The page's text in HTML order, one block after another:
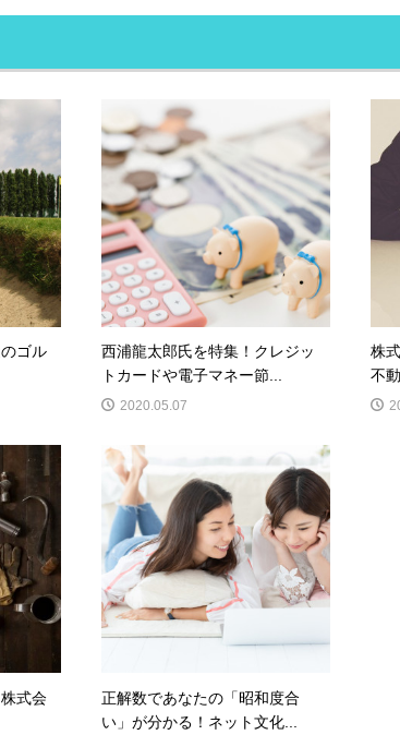
ゴル
西浦龍太郎氏を特集！クレジッ
トカードや電子マネー節...
2020.05.07
株
不
式会
正解数であなたの「昭和度合
い」が分かる！ネット文化...